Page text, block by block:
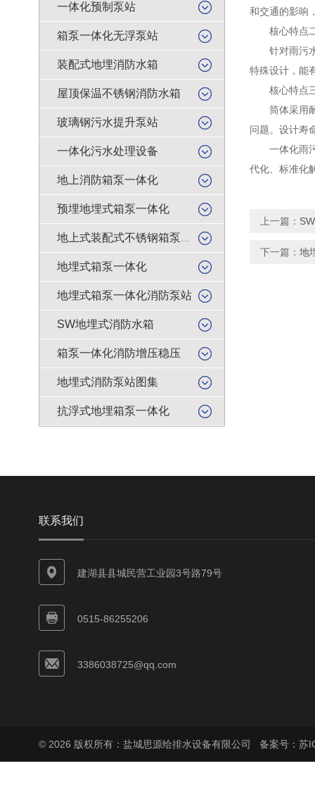
一体化预制泵站
箱泵一体化无浮泵站
装配式地埋消防水箱
屋顶保温不锈钢消防水箱
玻璃钢污水提升泵站
一体化污水处理设备
地上消防箱泵一体化
预埋地埋式箱泵一体化
地埋式箱泵一体化
地埋式箱泵一体化消防泵站
SW地埋式消防水箱
箱泵一体化消防增压稳压
地埋式消防泵站图集
抗浮式地埋箱泵一体化
和交通的影响
核心特点二
针对雨污水
特殊设计，能
核心特点三
筒体采用耐
问题。设计寿
一体化雨污
代化、标准化
上一篇：
下一篇： 地
联系我们
建湖县县城民营工业园3号路79号
0515-86255206
3386038725@qq.com
© 2026 版权所有：盐城思源给排水设备有限公司 备案号：苏